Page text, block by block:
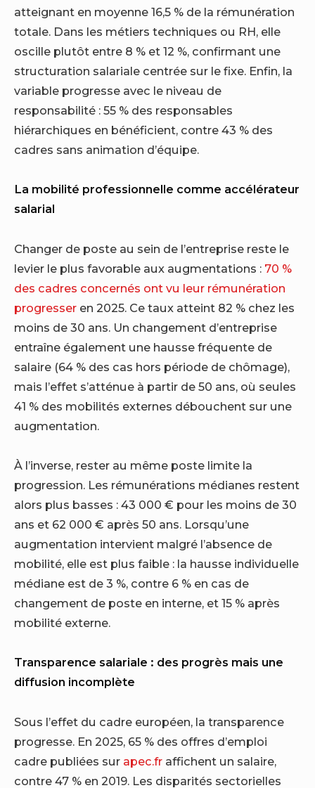
atteignant en moyenne 16,5 % de la rémunération
totale. Dans les métiers techniques ou RH, elle
oscille plutôt entre 8 % et 12 %, confirmant une
structuration salariale centrée sur le fixe. Enfin, la
variable progresse avec le niveau de
responsabilité : 55 % des responsables
hiérarchiques en bénéficient, contre 43 % des
cadres sans animation d’équipe.
La mobilité professionnelle comme accélérateur
salarial
Changer de poste au sein de l’entreprise reste le
levier le plus favorable aux augmentations : 70 %
des cadres concernés ont vu leur rémunération
progresser en 2025. Ce taux atteint 82 % chez les
moins de 30 ans. Un changement d’entreprise
entraîne également une hausse fréquente de
salaire (64 % des cas hors période de chômage),
mais l’effet s’atténue à partir de 50 ans, où seules
41 % des mobilités externes débouchent sur une
augmentation.
À l’inverse, rester au même poste limite la
progression. Les rémunérations médianes restent
alors plus basses : 43 000 € pour les moins de 30
ans et 62 000 € après 50 ans. Lorsqu’une
augmentation intervient malgré l’absence de
mobilité, elle est plus faible : la hausse individuelle
médiane est de 3 %, contre 6 % en cas de
changement de poste en interne, et 15 % après
mobilité externe.
Transparence salariale : des progrès mais une
diffusion incomplète
Sous l’effet du cadre européen, la transparence
progresse. En 2025, 65 % des offres d’emploi
cadre publiées sur apec.fr affichent un salaire,
contre 47 % en 2019. Les disparités sectorielles